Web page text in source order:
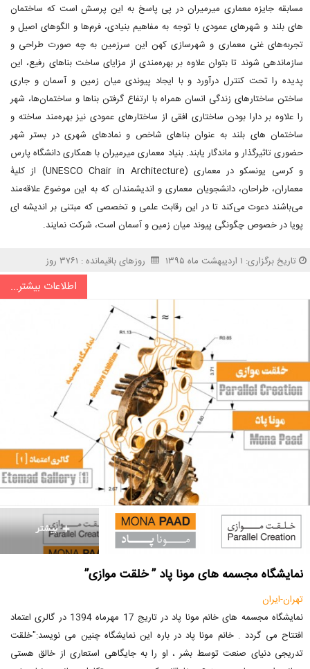
مسابقه جایزه معماری میرمیران در پی پاسخ به این پرسش است که ساختمان
های بلند و شهرهای عمودی با توجه به مفاهیم بنیادی، فرم‌ها و الگوهای اصیل و
تجربه‌های غنی معماری و شهرسازی کهن این سرزمین به چه صورت طراحی و
سازماندهی شوند تا بتوان علاوه بر بهره‌مندی از مزایای ساخت بناهای رفیع، این
پدیده را تحت کنترل درآورد و با ایجاد پیوندی میان زمین و آسمان و جاری
ساختن ساختار‌های زندگی انسان همراه با ارتفاع گرفتن بنا‌ها و ساختمان‌ها، شهر
را علاوه بر دارا بودن ساختاری افقی از ساختارهای عمودی نیز بهره‌مند ساخته و
ساختمان های بلند به عنوان بناهای شاخص و نمادهای شهری در بستر شهر
حضوری تاثیرگذار و ماندگار یابند. بنیاد معماری میرمیران با همکاری دانشگاه پارس
و کرسی یونسکو در معماری (UNESCO Chair in Architecture) از کلیۀ
معماران، طراحان، دانشجویان معماری و اندیشمندان که به این موضوع علاقه‌مند
می‌باشند دعوت می‌کند تا در این رقابت علمی و تخصصی که مبتنی بر اندیشه ای
پویا در خصوص چگونگی پیوند میان زمین و آسمان است، شرکت نمایند.
تاریخ برگزاری: ۱ اردیبهشت ماه ۱۳۹۵ روزهای باقیمانده : ۳۷۶۱ روز
اطلاعات بیشتر...
نمایشگاه مجسمه های مونا پاد ” خلقت موازی”
تهران-ایران
نمایشگاه مجسمه های خانم مونا پاد در تاریج 17 مهرماه 1394 در گالری اعتماد
افتتاح می گردد . خانم مونا پاد در باره این نمایشگاه چنین می نویسد:"خلقت
تدریجی دنیای صنعت توسط بشر ، او را به جایگاهی استعاری از خالق هستی